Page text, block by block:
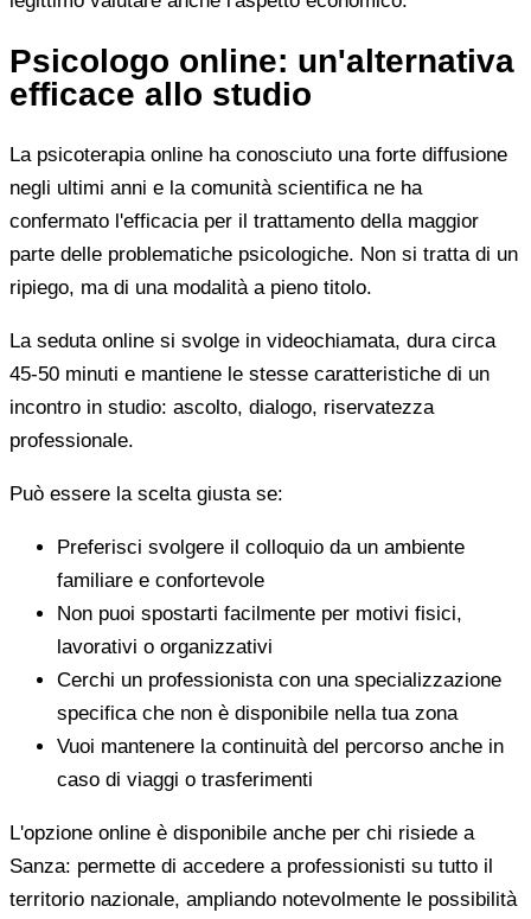
Psicologo online: un'alternativa
efficace allo studio
La psicoterapia online ha conosciuto una forte diffusione
negli ultimi anni e la comunità scientifica ne ha
confermato l'efficacia per il trattamento della maggior
parte delle problematiche psicologiche. Non si tratta di un
ripiego, ma di una modalità a pieno titolo.
La seduta online si svolge in videochiamata, dura circa
45-50 minuti e mantiene le stesse caratteristiche di un
incontro in studio: ascolto, dialogo, riservatezza
professionale.
Può essere la scelta giusta se:
Preferisci svolgere il colloquio da un ambiente
familiare e confortevole
Non puoi spostarti facilmente per motivi fisici,
lavorativi o organizzativi
Cerchi un professionista con una specializzazione
specifica che non è disponibile nella tua zona
Vuoi mantenere la continuità del percorso anche in
caso di viaggi o trasferimenti
L'opzione online è disponibile anche per chi risiede a
Sanza: permette di accedere a professionisti su tutto il
territorio nazionale, ampliando notevolmente le possibilità